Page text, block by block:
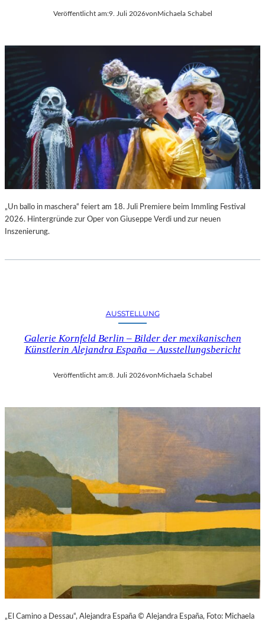
Veröffentlicht am:9. Juli 2026vonMichaela Schabel
„Un ballo in maschera“ feiert am 18. Juli Premiere beim Immling Festival
2026. Hintergründe zur Oper von Giuseppe Verdi und zur neuen
Inszenierung.
AUSSTELLUNG
Galerie Kornfeld Berlin – Bilder der mexikanischen
Künstlerin Alejandra España – Ausstellungsbericht
Veröffentlicht am:8. Juli 2026vonMichaela Schabel
„El Camino a Dessau“, Alejandra España © Alejandra España, Foto: Michaela